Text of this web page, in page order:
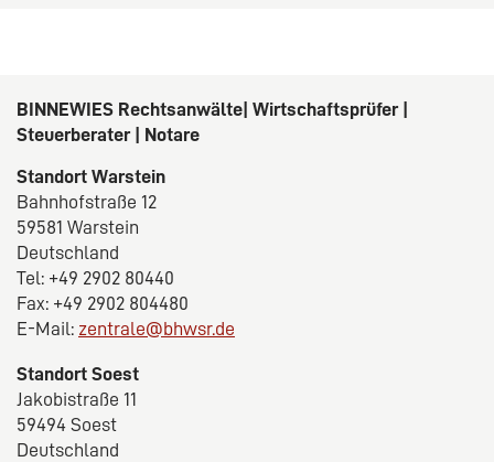
BINNEWIES Rechtsanwälte| Wirtschaftsprüfer |
Steuerberater | Notare
Standort Warstein
Bahnhofstraße 12
59581 Warstein
Deutschland
Tel: +49 2902 80440
Fax: +49 2902 804480
E-Mail: zentrale@bhwsr.de
Standort Soest
Jakobistraße 11
59494 Soest
Deutschland